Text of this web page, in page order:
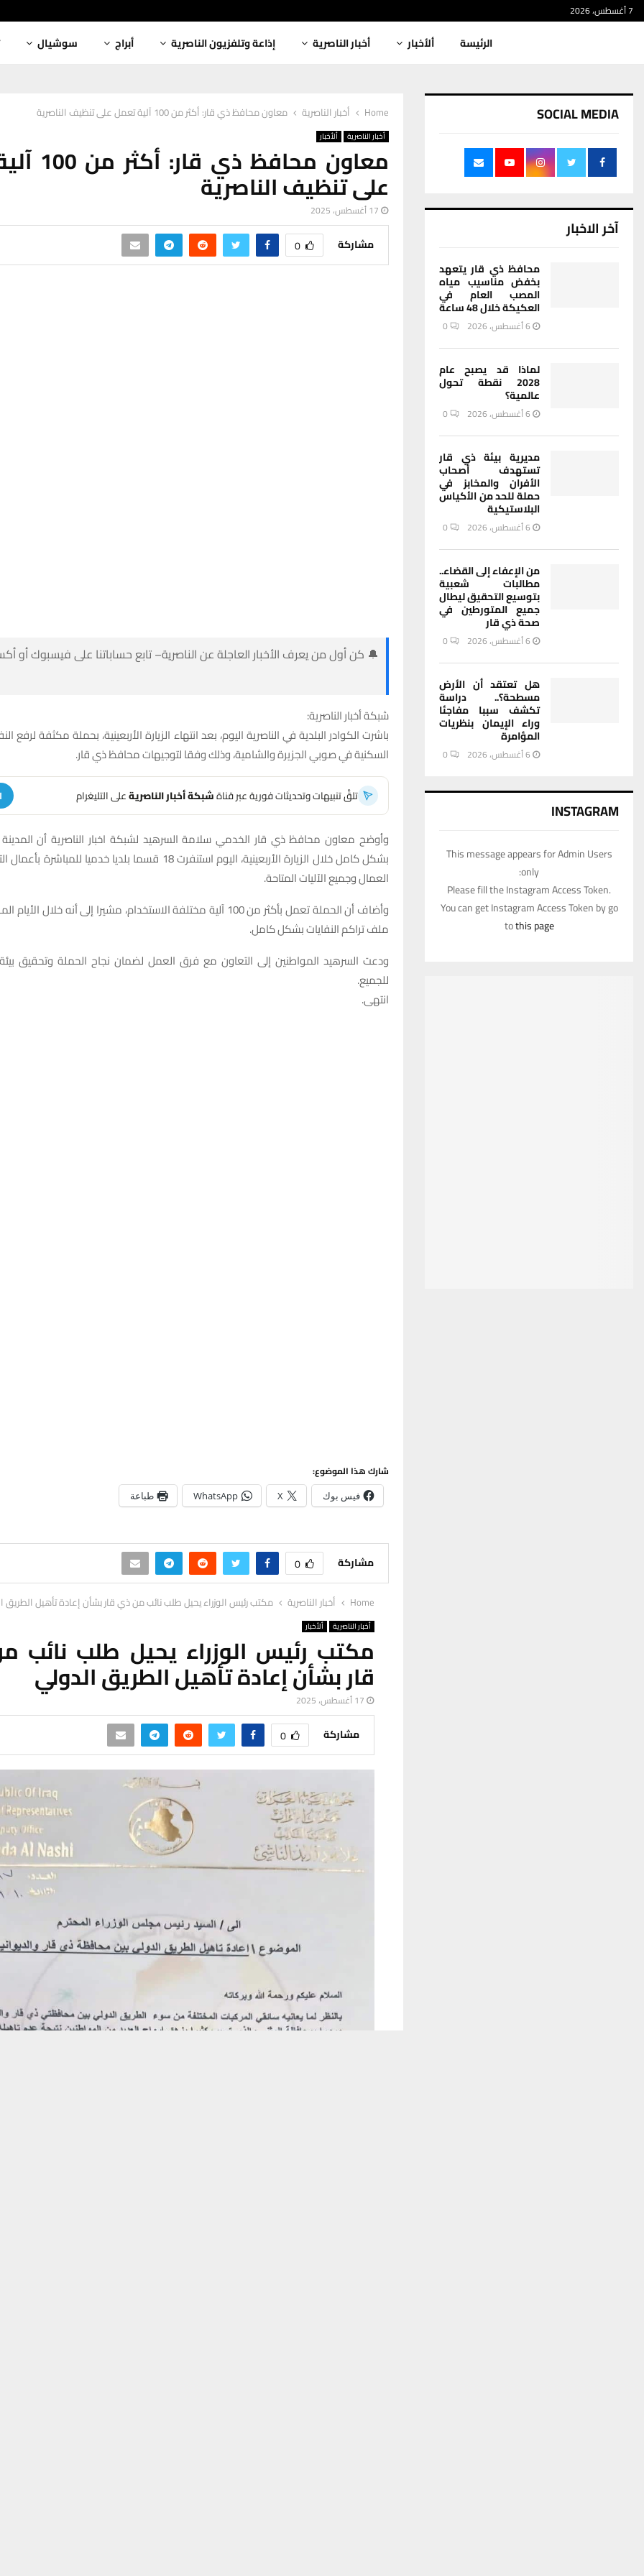
7 أغسطس، 2026
الرئيسة ألأخبار أخبار الناصرية إذاعة وتلفزيون الناصرية أبراج سوشيال
Home أخبار الناصرية معاون محافظ ذي قار: أكثر من 100 آلية تعمل على تنظيف الناصرية
أخبار الناصرية ألأخبار
معاون
على تنظيف الناصرية
17 أغسطس، 2025
مشاركة 0
🔔 كن أول من يعرف الأخبار العاجلة عن الناصرية– تابع حساباتنا على فيسبوك أو
شبكة أخبار الناصرية:
باشرت الكوادر البلدية في الناصرية اليوم، بعد انتهاء الزيارة الأربعينية، بحملة مكثفة لرفع
السكنية في صوبي الجزيرة والشامية، وذلك وفقا لتوجيهات محافظ ذي قار.
تلقَّ تنبيهات وتحديثات فورية عبر قناةشبكة أخبار الناصريةعلى التليغرام
وأوضح معاون محافظ ذي قار الخدمي سلامة السرهيد لشبكة اخبار الناصرية أن
بشكل كامل خلال الزيارة الأربعينية، اليوم استنفرت 18 قسما بلديا خدميا
العمال وجميع الآليات المتاحة.
وأضاف أن الحملة تعمل بأكثر من 100 آلية مختلفة الاستخدام، مشيرا إلى أنه خلال
ملف تراكم النفايات بشكل كامل.
ودعت السرهيد المواطنين إلى التعاون مع فرق العمل لضمان نجاح الحملة وتحقيق
للجميع.
انتهى.
شارك هذا الموضوع:
فيس بوك X
WhatsApp طباعة
مشاركة 0
Home أخبار الناصرية مكتب رئيس الوزراء يحيل طلب نائب من ذي قار بشأن إعادة تأهيل الطريق
أخبار الناصرية ألأخبار
مكتب رئيس الوزراء يحيل طلب نائب
قار بشأن إعادة تأهيل الطريق الدولي
17 أغسطس، 2025
مشاركة 0
SOCIAL MEDIA
آخر الاخبار
محافظ ذي قار يتعهد
بخفض مناسيب مياه
المصب العام في
العكيكة خلال 48 ساعة
6 أغسطس، 2026 0
لماذا قد يصبح عام
2028 نقطة تحول
عالمية؟
6 أغسطس، 2026 0
مديرية بيئة ذي قار
تستهدف أصحاب
الأفران والمخابز في
حملة للحد من الأكياس
البلاستيكية
6 أغسطس، 2026 0
من الإعفاء إلى القضاء..
مطالبات شعبية
بتوسيع التحقيق ليطال
جميع المتورطين في
صحة ذي قار
6 أغسطس، 2026 0
هل تعتقد أن الأرض
مسطحة؟.. دراسة
تكشف سببا مفاجئا
وراء الإيمان بنظريات
المؤامرة
6 أغسطس، 2026 0
INSTAGRAM
This message appears for Admin Users
only:
Please fill the Instagram Access Token.
You can get Instagram Access Token by go
tothis page